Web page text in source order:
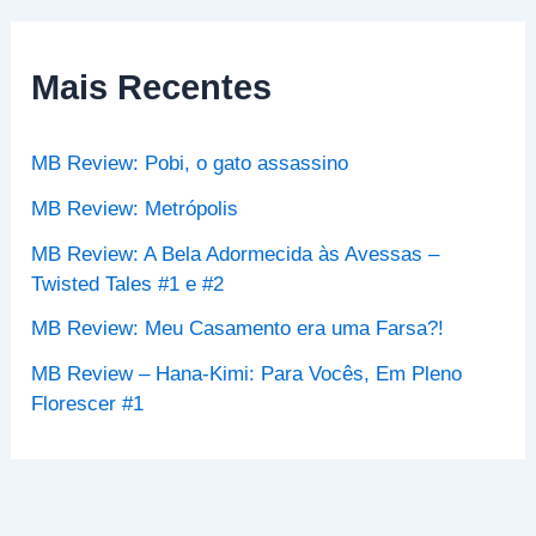
s
a
o
:
Mais Recentes
MB Review: Pobi, o gato assassino
MB Review: Metrópolis
MB Review: A Bela Adormecida às Avessas –
Twisted Tales #1 e #2
MB Review: Meu Casamento era uma Farsa?!
MB Review – Hana-Kimi: Para Vocês, Em Pleno
Florescer #1